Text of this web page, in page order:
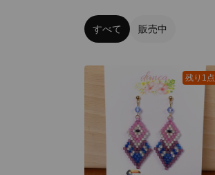
すべて 販売中
残り1点